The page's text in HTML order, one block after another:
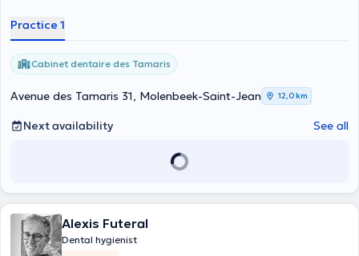
Practice 1
Cabinet dentaire des Tamaris
Avenue des Tamaris 31, Molenbeek-Saint-Jean 12,0 km
Next availability See all
Alexis Futeral
Dental hygienist